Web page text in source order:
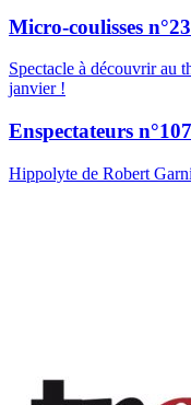
Micro-coulisses n°23
Spectacle à découvrir au
janvier !
Enspectateurs n°107
Hippolyte de Robert